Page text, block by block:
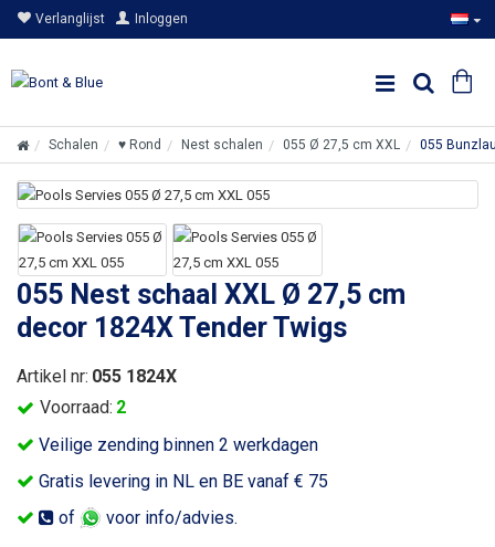
Verlanglijst Inloggen
Schalen ♥ Rond Nest schalen 055 Ø 27,5 cm XXL 055
055 Nest schaal XXL Ø 27,5 cm
decor 1824X Tender Twigs
Veilige zending binnen 2 werkdagen
Gratis levering in NL en BE vanaf € 75
of
voor info/advies.
Voorraad: 2
Artikel nr: 055 1824X